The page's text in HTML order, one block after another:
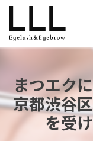
まつエク
京都渋谷
を受